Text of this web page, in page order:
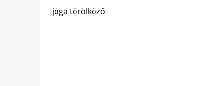
jóga törölköző